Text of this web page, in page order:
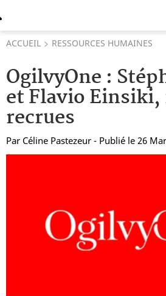
ACCUEIL RESSOURCES HUMAINES
OgilvyOne :
et Flavio
recrues
Par Céline Pastezeur - Publié le 26